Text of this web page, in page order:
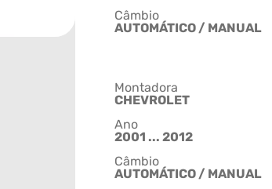
Câmbio
AUTOMÁTICO / MANUAL
Montadora
CHEVROLET
Ano
2001 ... 2012
Câmbio
AUTOMÁTICO / MANUAL